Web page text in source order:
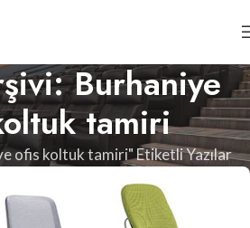
Burhaniye
tamiri
ofis koltuk tamiri" Etiketli Yazılar